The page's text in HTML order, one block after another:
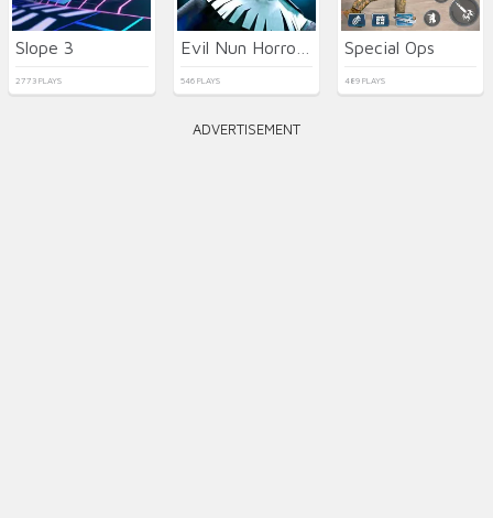
Slope 3
2773 PLAYS 546 PLAYS
Special Ops
489 PLAYS
ADVERTISEMENT